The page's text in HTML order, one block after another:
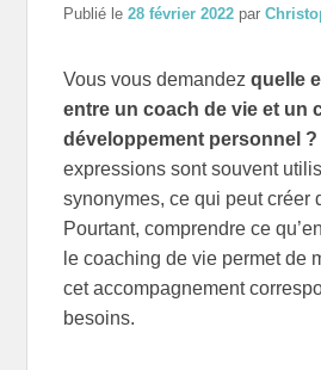
Publié le28 février 2022 par
Vous vous demandezquelle
entre un coach de vie et un
développement personnel
expressions sont souvent
synonymes, ce qui peut créer
Pourtant, comprendre ce
le coaching de vie permet de
cet accompagnement
besoins.